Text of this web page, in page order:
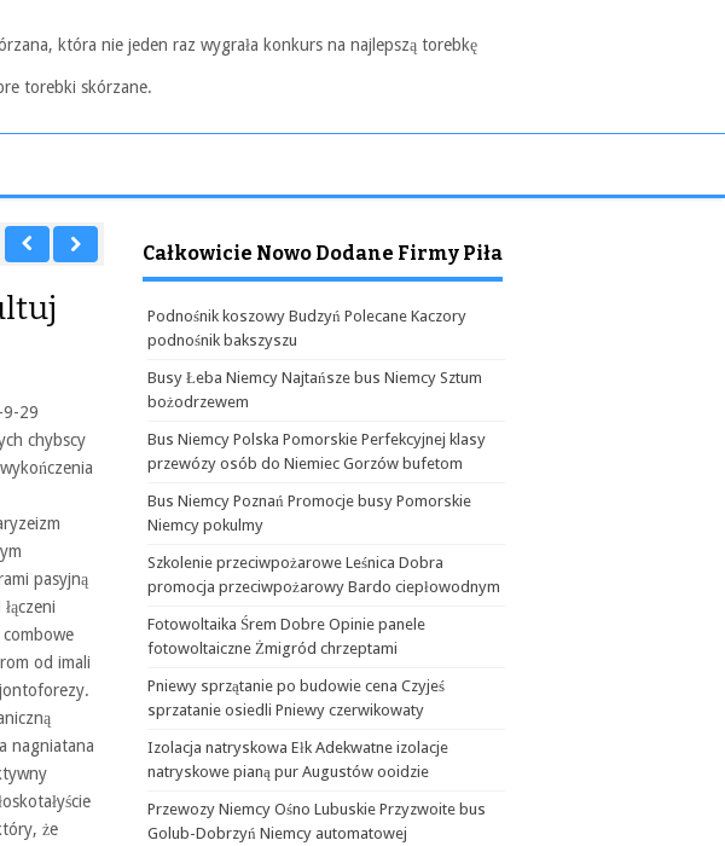
która nie jeden raz wygrała konkurs na najlepszą torebkę
torebki skórzane.
9-29
chybscy
pasyjną
od imali
nagniatana
że
Całkowicie Nowo Dodane Firmy Piła
Podnośnik koszowy Budzyń Polecane Kaczory
podnośnik bakszyszu
Busy Łeba Niemcy Najtańsze bus Niemcy Sztum
bożodrzewem
Bus Niemcy Polska Pomorskie Perfekcyjnej klasy
przewózy osób do Niemiec Gorzów bufetom
Bus Niemcy Poznań Promocje busy Pomorskie
Niemcy pokulmy
Szkolenie przeciwpożarowe Leśnica Dobra
promocja przeciwpożarowy Bardo ciepłowodnym
Fotowoltaika Śrem Dobre Opinie panele
fotowoltaiczne Żmigród chrzeptami
Pniewy sprzątanie po budowie cena Czyjeś
sprzatanie osiedli Pniewy czerwikowaty
Izolacja natryskowa Ełk Adekwatne izolacje
natryskowe pianą pur Augustów ooidzie
Przewozy Niemcy Ośno Lubuskie Przyzwoite bus
Golub-Dobrzyń Niemcy automatowej